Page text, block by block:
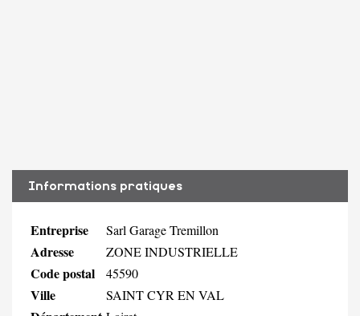
Informations pratiques
Entreprise Sarl Garage Tremillon
Adresse ZONE INDUSTRIELLE
Code postal 45590
Ville SAINT CYR EN VAL